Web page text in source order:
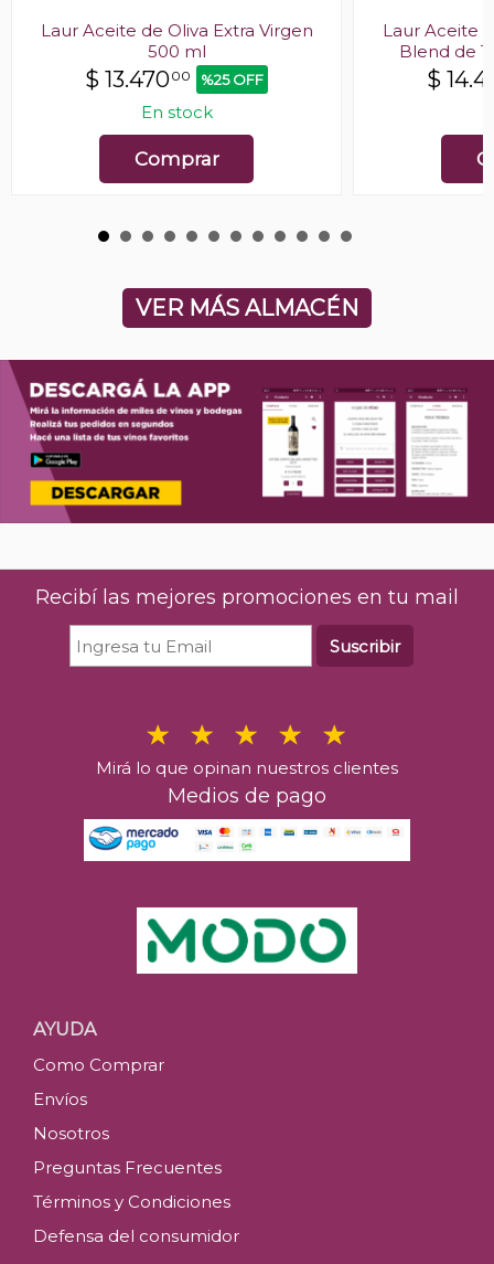
Laur Aceite de Oliva Extra Virgen
500 ml
$ 13.47000 %25 OFF
En stock
Comprar
Laur Aceite
Blend de
$
VER MÁS ALMACÉN
Recibí las mejores promociones en tu mail
Suscribir
Mirá lo que opinan nuestros clientes
Medios de pago
AYUDA
Como Comprar
Envíos
Nosotros
Preguntas Frecuentes
Términos y Condiciones
Defensa del consumidor